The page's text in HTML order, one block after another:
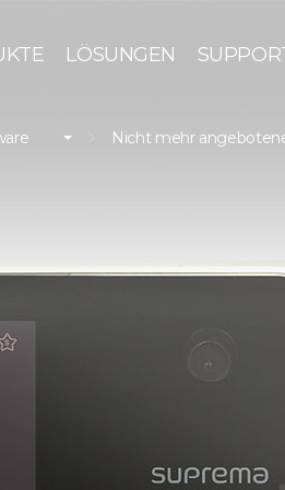
LÖSUNGEN
Nicht mehr